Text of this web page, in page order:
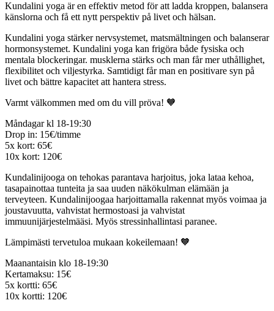
Kundalini yoga är en effektiv metod för att ladda kroppen, balansera
känslorna och få ett nytt perspektiv på livet och hälsan.
Kundalini yoga stärker nervsystemet, matsmältningen och balanserar
hormonsystemet. Kundalini yoga kan frigöra både fysiska och
mentala blockeringar. musklerna stärks och man får mer uthållighet,
flexibilitet och viljestyrka. Samtidigt får man en positivare syn på
livet och bättre kapacitet att hantera stress.
Varmt välkommen med om du vill pröva! 🧡
Måndagar kl 18-19:30
Drop in: 15€/timme
5x kort: 65€
10x kort: 120€
Kundalinijooga on tehokas parantava harjoitus, joka lataa kehoa,
tasapainottaa tunteita ja saa uuden näkökulman elämään ja
terveyteen. Kundalinijoogaa harjoittamalla rakennat myös voimaa ja
joustavuutta, vahvistat hermostoasi ja vahvistat
immuunijärjestelmääsi. Myös stressinhallintasi paranee.
Lämpimästi tervetuloa mukaan kokeilemaan! 🧡
Maanantaisin klo 18-19:30
Kertamaksu: 15€
5x kortti: 65€
10x kortti: 120€